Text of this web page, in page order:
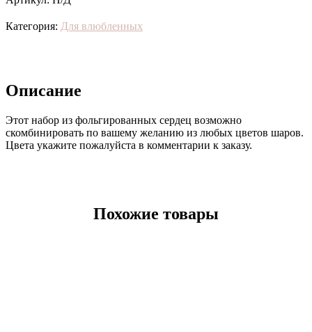
Категория: Для влюбленных
Описание
Этот набор из фольгированных сердец возможно
скомбинировать по вашему желанию из любых цветов шаров.
Цвета укажите пожалуйста в комментарии к заказу.
Похожие товары